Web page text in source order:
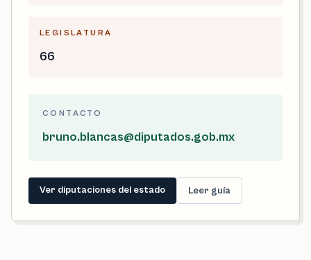
LEGISLATURA
66
CONTACTO
bruno.blancas@diputados.gob.mx
Ver diputaciones del estado Leer guía